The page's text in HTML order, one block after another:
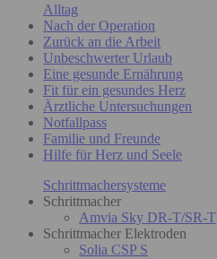
Alltag
Nach der Operation
Zurück an die Arbeit
Unbeschwerter Urlaub
Eine gesunde Ernährung
Fit für ein gesundes Herz
Ärztliche Untersuchungen
Notfallpass
Familie und Freunde
Hilfe für Herz und Seele
Schrittmachersysteme
Schrittmacher
Amvia Sky DR-T/SR-T
Schrittmacher Elektroden
Solia CSP S